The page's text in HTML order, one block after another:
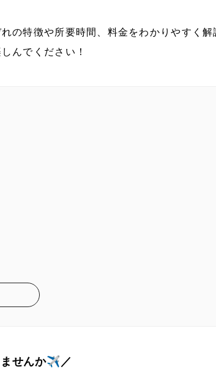
の特徴や所要時間、料金をわかりやすく解
んでください！
ませんか✈️／